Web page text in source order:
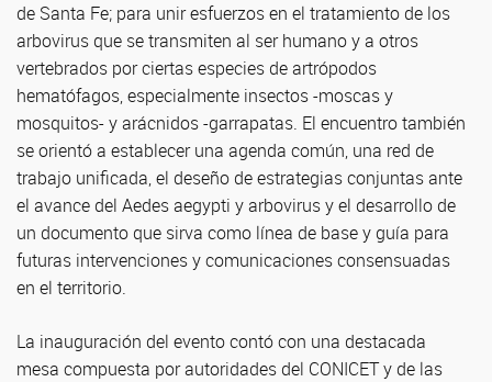
de Santa Fe; para unir esfuerzos en el tratamiento de los
arbovirus que se transmiten al ser humano y a otros
vertebrados por ciertas especies de artrópodos
hematófagos, especialmente insectos -moscas y
mosquitos- y arácnidos -garrapatas. El encuentro también
se orientó a establecer una agenda común, una red de
trabajo unificada, el deseño de estrategias conjuntas ante
el avance del Aedes aegypti y arbovirus y el desarrollo de
un documento que sirva como línea de base y guía para
futuras intervenciones y comunicaciones consensuadas
en el territorio.
La inauguración del evento contó con una destacada
mesa compuesta por autoridades del CONICET y de las